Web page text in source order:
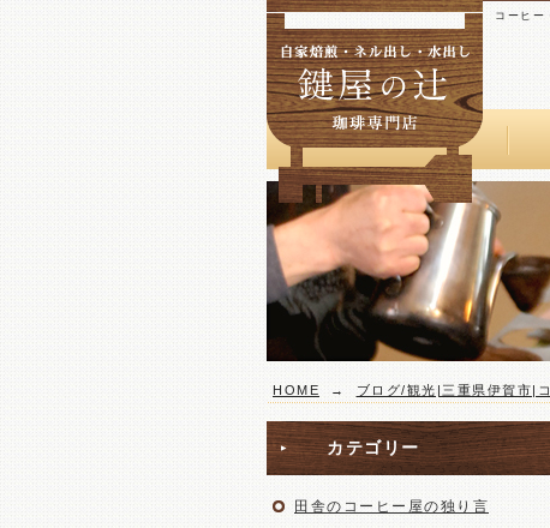
コーヒー
HOME → ブログ/観光|三重県伊賀市|
カテゴリー
田舎のコーヒー屋の独り言